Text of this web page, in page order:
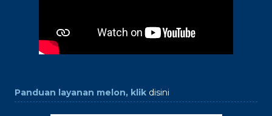
Panduan layanan melon, klik disini